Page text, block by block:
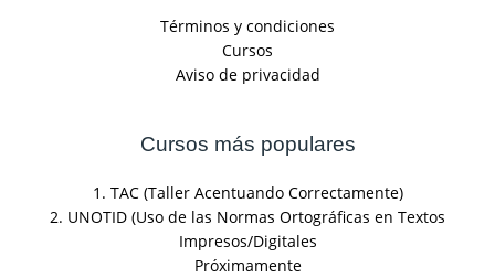
Términos y condiciones
Cursos
Aviso de privacidad
Cursos más populares
1. TAC (Taller Acentuando Correctamente)
2. UNOTID (Uso de las Normas Ortográficas en Textos
Impresos/Digitales
Próximamente